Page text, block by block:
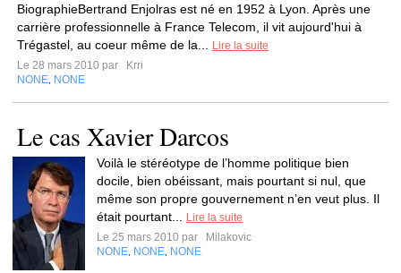
BiographieBertrand Enjolras est né en 1952 à Lyon. Après une
carrière professionnelle à France Telecom, il vit aujourd'hui à
Trégastel, au coeur même de la...
Lire la suite
Le 28 mars 2010 par
Krri
NONE NONE
Le cas Xavier Darcos
Voilà le stéréotype de l’homme politique bien
docile, bien obéissant, mais pourtant si nul, que
même son propre gouvernement n’en veut plus. Il
était pourtant...
Lire la suite
Le 25 mars 2010 par
Milakovic
NONE NONE NONE